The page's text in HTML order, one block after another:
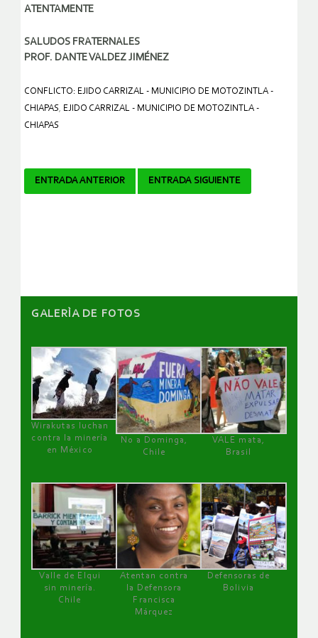
ATENTAMENTE
SALUDOS FRATERNALES
PROF. DANTE VALDEZ JIMÉNEZ
CONFLICTO: EJIDO CARRIZAL - MUNICIPIO DE MOTOZINTLA -
CHIAPAS, EJIDO CARRIZAL - MUNICIPIO DE MOTOZINTLA -
CHIAPAS
Navegador
ENTRADA ANTERIOR ENTRADA SIGUIENTE
GALERÌA DE FOTOS
Wirakutas luchan
contra la minería
en México
No a Dominga,
Chile
VALE mata,
Brasil
Valle de Elqui
sin minería.
Chile
Atentan contra
la Defensora
Francisca
Márquez
Defensoras de
Bolivia